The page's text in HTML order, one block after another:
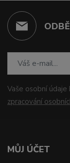
Vaše osobní
zpracování
MŮJ ÚČET